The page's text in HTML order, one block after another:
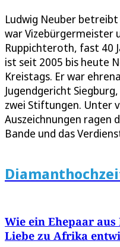
Ludwig Neuber
war Vizebürgermeister
Ruppichteroth, fast 40
ist seit 2005 bis heute
Kreistags. Er war
Jugendgericht
zwei Stiftungen. Unter
Auszeichnungen ragen
Bande und das
Wie ein Ehepaar
Liebe zu Afrika